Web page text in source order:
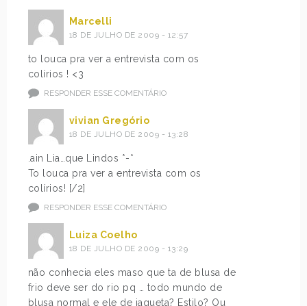
Marcelli
18 DE JULHO DE 2009 - 12:57
to louca pra ver a entrevista com os
colírios ! <3
RESPONDER ESSE COMENTÁRIO
vivian Gregório
18 DE JULHO DE 2009 - 13:28
.ain Lia…que Lindos *-*
To louca pra ver a entrevista com os
colírios! [/2]
RESPONDER ESSE COMENTÁRIO
Luiza Coelho
18 DE JULHO DE 2009 - 13:29
não conhecia eles maso que ta de blusa de
frio deve ser do rio pq … todo mundo de
blusa normal e ele de jaqueta? Estilo? Ou